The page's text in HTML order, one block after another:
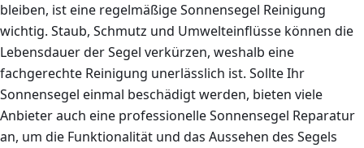
bleiben, ist eine regelmäßigeSonnensegel Reinigung
wichtig. Staub, Schmutz und Umwelteinflüsse können die
Lebensdauer der Segel verkürzen, weshalb eine
fachgerechte Reinigung unerlässlich ist. Sollte Ihr
Sonnensegel einmal beschädigt werden, bieten viele
Anbieter auch eine professionelleSonnensegel Reparatur
an, um die Funktionalität und das Aussehen des Segels